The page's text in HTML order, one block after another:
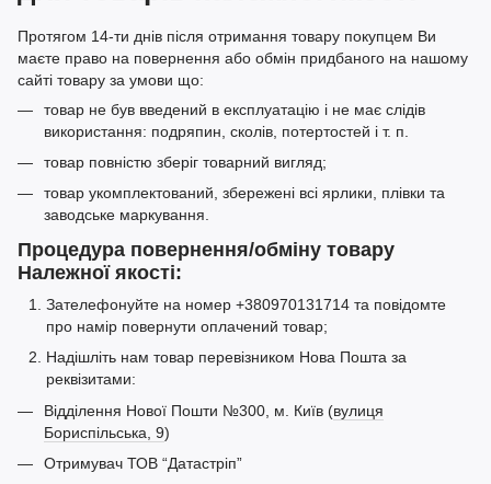
Протягом 14-ти днів після отримання товару покупцем Ви
маєте право на повернення або обмін придбаного на нашому
сайті товару за умови що:
товар не був введений в експлуатацію і не має слідів
використання: подряпин, сколів, потертостей і т. п.
товар повністю зберіг товарний вигляд;
товар укомплектований, збережені всі ярлики, плівки та
заводське маркування.
Процедура повернення/обміну товару
Належної якості:
Зателефонуйте на номер +380970131714 та повідомте
про намір повернути оплачений товар;
Надішліть нам товар перевізником Нова Пошта за
реквізитами:
Відділення Нової Пошти №300, м. Київ (вулиця
Бориспільська, 9)
Отримувач ТОВ “Датастріп”